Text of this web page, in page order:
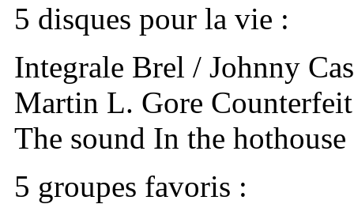
5 disques pour la vie :
Integrale Brel / Johnny
Martin L. Gore
The sound In the hothouse
5 groupes favoris :